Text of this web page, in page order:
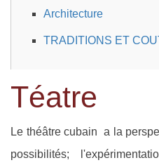
Architecture
TRADITIONS ET
Téatre
Le théâtre cubain a la
possibilités;